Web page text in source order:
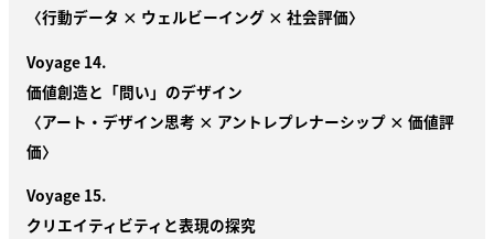
〈行動データ × ウェルビーイング × 社会評価〉
Voyage 14.
価値創造と「問い」のデザイン
〈アート・デザイン思考 × アントレプレナーシップ × 価値評
価〉
Voyage 15.
クリエイティビティと表現の探究